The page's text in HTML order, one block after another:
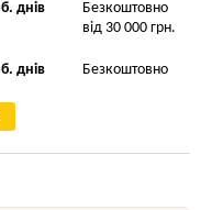
днів
Безкоштовно
від 30 000 грн.
днів Безкоштовно